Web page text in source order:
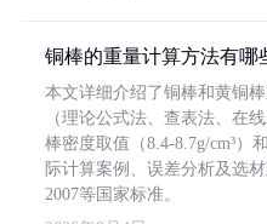
铜棒的重量计算方法有哪
本文详细介绍了铜棒和黄铜
（理论公式法、查表法、在
棒密度取值（8.4-8.7g/cm³）
际计算案例、误差分析及选
2007等国家标准。